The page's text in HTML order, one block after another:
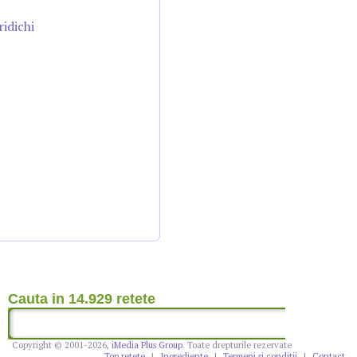
Cauta in 14.929 retete
Copyright © 2001-2026, iMedia Plus Group. Toate drepturile rezervate